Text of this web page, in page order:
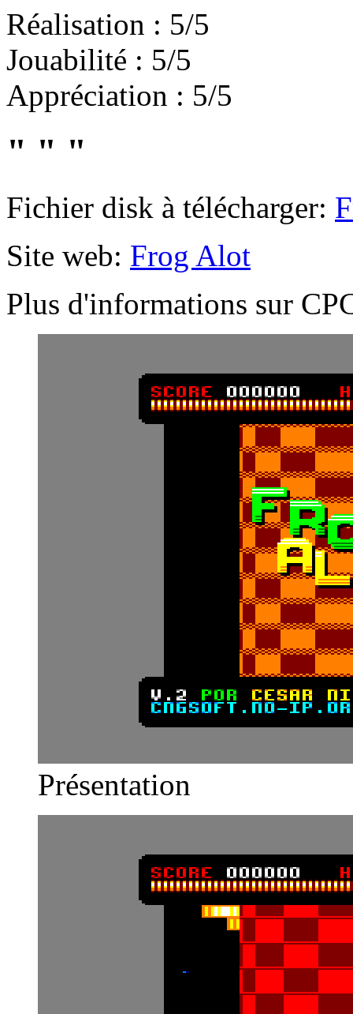
Réalisation : 5/5
Jouabilité : 5/5
Appréciation : 5/5
" " "
Fichier disk à télécharger:
Site web: Frog Alot
Plus d'informations sur
Présentation